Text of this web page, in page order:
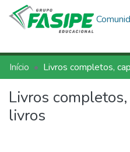
Início
Livros
livros